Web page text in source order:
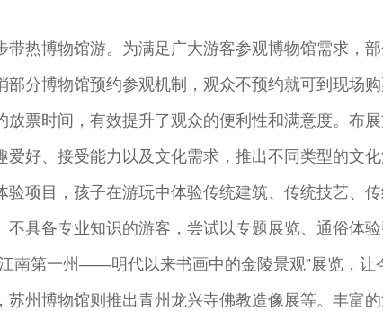
带热博物馆游。为满足广大游客参观博物馆需求，部
部分博物馆预约参观机制，观众不预约就可到现场
放票时间，有效提升了观众的便利性和满意度。布
爱好、接受能力以及文化需求，推出不同类型的文
验项目，孩子在游玩中体验传统建筑、传统技艺、
不具备专业知识的游客，尝试以专题展览、通俗体
南第一州——明代以来书画中的金陵景观”展览，让
苏州博物馆则推出青州龙兴寺佛教造像展等。丰富